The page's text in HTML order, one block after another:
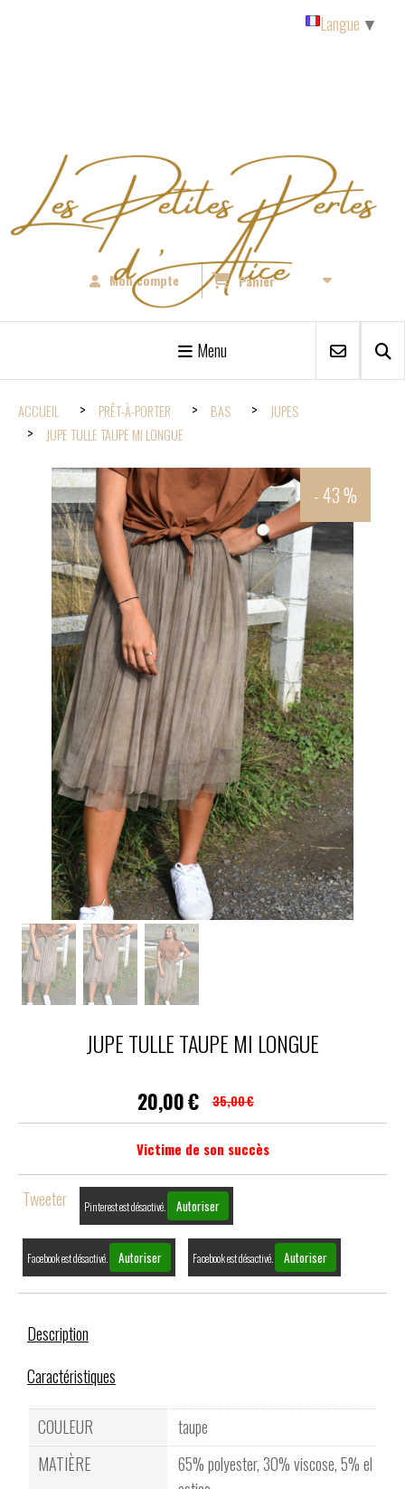
Mon compte Panier
Menu
ACCUEIL PRÊT-À-PORTER BAS
JUPES
JUPE TULLE TAUPE MI LONGUE
- 43 %
JUPE TULLE TAUPE MI LONGUE
20,00€ 35,00€
Victime de son succès
Tweeter Pinterest est désactivé. Autoriser
Facebook est désactivé. Autoriser Facebook est désactivé. Autoriser
Description
Caractéristiques
COULEUR
taupe
MATIÈRE
65% polyester, 30% viscose, 5% el
Langue ▼